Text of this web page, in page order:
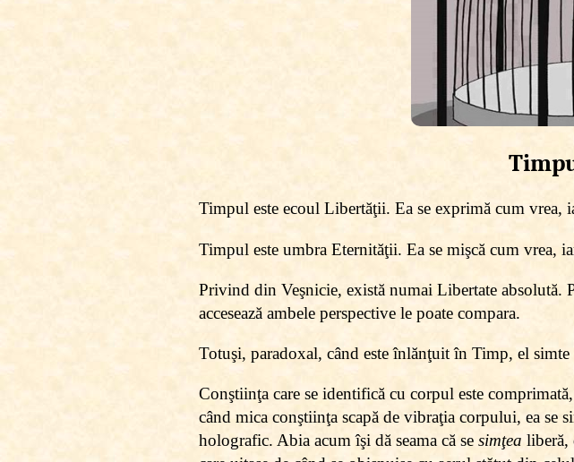
Timpul este ecoul Libertăţii. Ea se exprimă cum vrea,
Timpul este umbra Eternităţii. Ea se mişcă cum vrea,
Privind din Veşnicie, există numai Libertate
accesează ambele perspective le poate compara.
Totuşi, paradoxal, când este înlănţuit în Timp, el
Conştiinţa care se identifică cu corpul este
când mica conştiinţa scapă de vibraţia corpului, ea se
holografic. Abia acum îşi dă seama că se simţea liberă,